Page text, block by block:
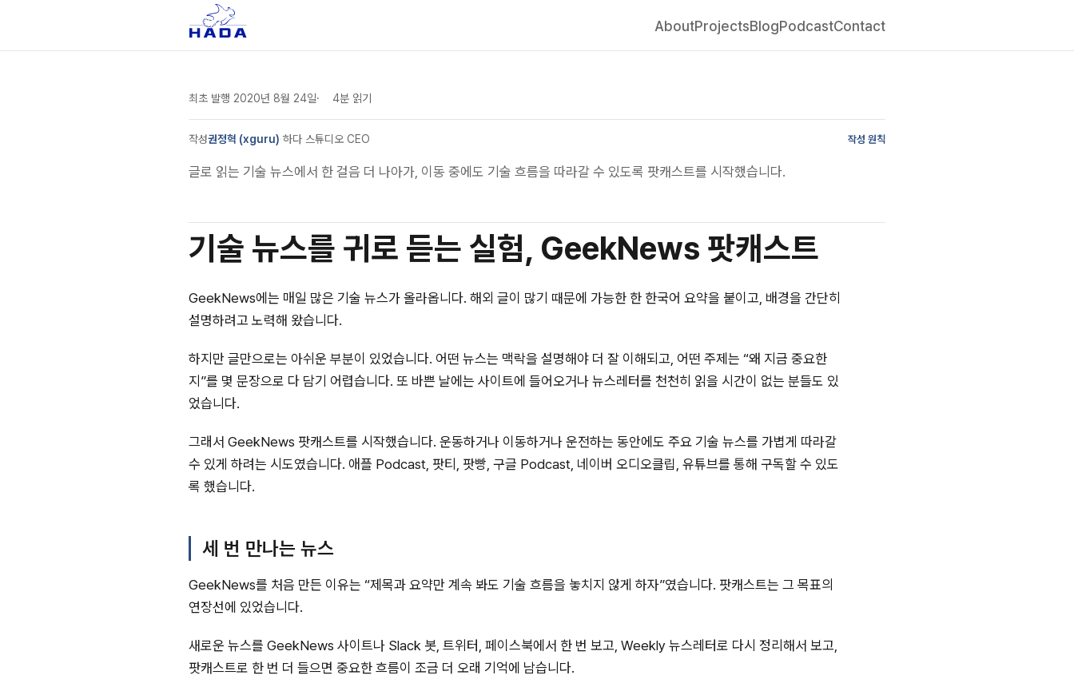
AboutProjectsBlogPodcastContact
최초 발행 2020년 8월 24일 4분 읽기
작성권정혁 (xguru) 하다 스튜디오 CEO 작성 원칙
글로 읽는 기술 뉴스에서 한 걸음 더 나아가, 이동 중에도 기술 흐름을 따라갈 수 있도록 팟캐스트를 시작했습니다.
기술 뉴스를 귀로 듣는 실험, GeekNews 팟캐스트
GeekNews에는 매일 많은 기술 뉴스가 올라옵니다. 해외 글이 많기 때문에 가능한 한 한국어 요약을 붙이고, 배경을 간단히
설명하려고 노력해 왔습니다.
하지만 글만으로는 아쉬운 부분이 있었습니다. 어떤 뉴스는 맥락을 설명해야 더 잘 이해되고, 어떤 주제는 “왜 지금 중요한
지”를 몇 문장으로 다 담기 어렵습니다. 또 바쁜 날에는 사이트에 들어오거나 뉴스레터를 천천히 읽을 시간이 없는 분들도 있
었습니다.
그래서 GeekNews 팟캐스트를 시작했습니다. 운동하거나 이동하거나 운전하는 동안에도 주요 기술 뉴스를 가볍게 따라갈
수 있게 하려는 시도였습니다. 애플 Podcast, 팟티, 팟빵, 구글 Podcast, 네이버 오디오클립, 유튜브를 통해 구독할 수 있도
록 했습니다.
세 번 만나는 뉴스
GeekNews를 처음 만든 이유는 “제목과 요약만 계속 봐도 기술 흐름을 놓치지 않게 하자”였습니다. 팟캐스트는 그 목표의
연장선에 있었습니다.
새로운 뉴스를 GeekNews 사이트나 Slack 봇, 트위터, 페이스북에서 한 번 보고, Weekly 뉴스레터로 다시 정리해서 보고,
팟캐스트로 한 번 더 들으면 중요한 흐름이 조금 더 오래 기억에 남습니다.